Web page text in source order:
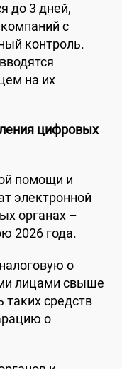
до 3 дней,
с
контроль.
на их
цифровых
помощи и
электронной
органах –
2026 года.
о
лицами свыше
таких средств
о